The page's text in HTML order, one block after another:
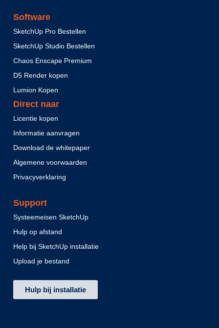
Software
SketchUp Pro Bestellen
SketchUp Studio Bestellen
Chaos Enscape Premium
D5 Render kopen
Lumion Kopen
Direct naar
Licentie kopen
Informatie aanvragen
Download de whitepaper
Algemene voorwaarden
Privacyverklaring
Support
Systeemeisen SketchUp
Hulp op afstand
Help bij SketchUp installatie
Upload je bestand
Hulp bij installatie